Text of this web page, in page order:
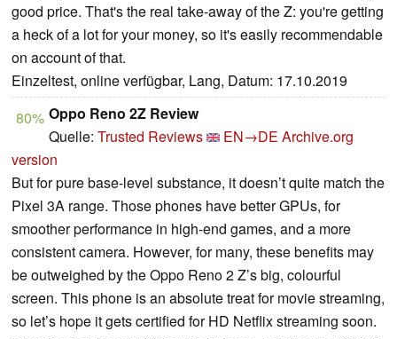
good price. That's the real take-away of the Z: you're getting
a heck of a lot for your money, so it's easily recommendable
on account of that.
Einzeltest, online verfügbar, Lang, Datum: 17.10.2019
80% Oppo Reno 2Z Review
Quelle: Trusted Reviews EN→DE Archive.org
version
But for pure base-level substance, it doesn’t quite match the
Pixel 3A range. Those phones have better GPUs, for
smoother performance in high-end games, and a more
consistent camera. However, for many, these benefits may
be outweighed by the Oppo Reno 2 Z’s big, colourful
screen. This phone is an absolute treat for movie streaming,
so let’s hope it gets certified for HD Netflix streaming soon.